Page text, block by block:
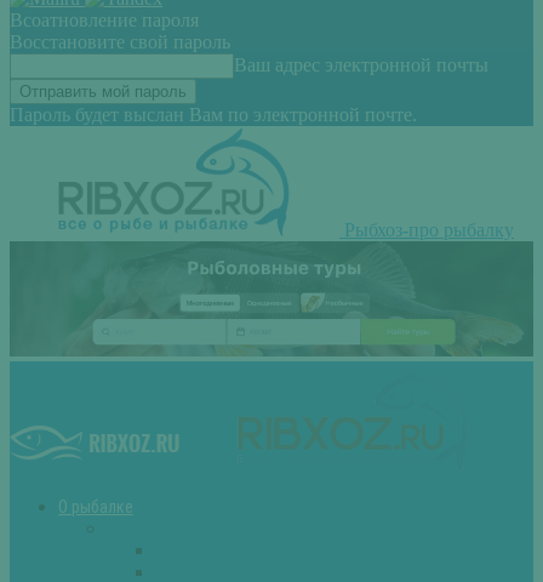
Всоатновление пароля
Восстановите свой пароль
Ваш адрес электронной почты
Пароль будет выслан Вам по электронной почте.
Рыбхоз-про рыбалку
О рыбалке